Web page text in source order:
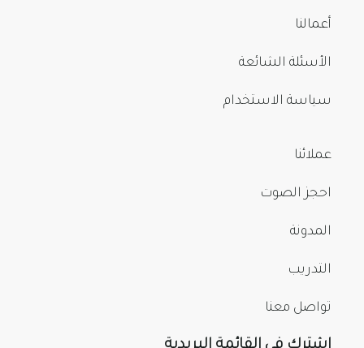
أعمالنا
الأسئلة الشائعة
سياسة الاستخدام
عملائنا
احجز الصوت
المدونة
التدريب
تواصل معنا